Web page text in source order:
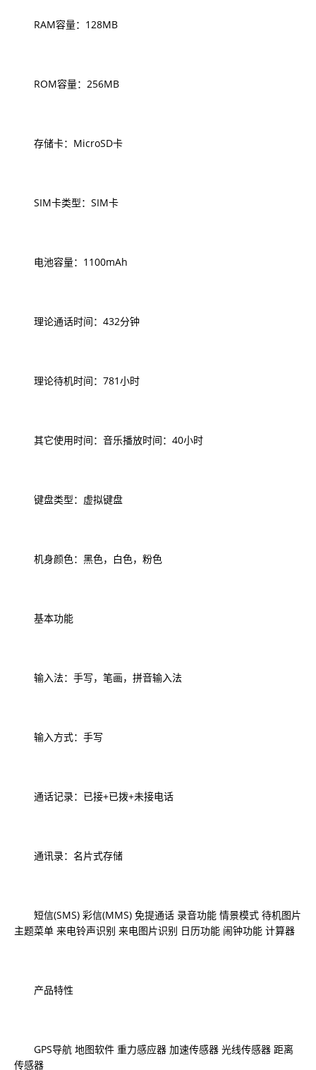
RAM容量：128MB
ROM容量：256MB
存储卡：MicroSD卡
SIM卡类型：SIM卡
电池容量：1100mAh
理论通话时间：432分钟
理论待机时间：781小时
其它使用时间：音乐播放时间：40小时
键盘类型：虚拟键盘
机身颜色：黑色，白色，粉色
基本功能
输入法：手写，笔画，拼音输入法
输入方式：手写
通话记录：已接+已拨+未接电话
通讯录：名片式存储
短信(SMS) 彩信(MMS) 免提通话 录音功能 情景模式 待机图片
主题菜单 来电铃声识别 来电图片识别 日历功能 闹钟功能 计算器
产品特性
GPS导航 地图软件 重力感应器 加速传感器 光线传感器 距离
传感器